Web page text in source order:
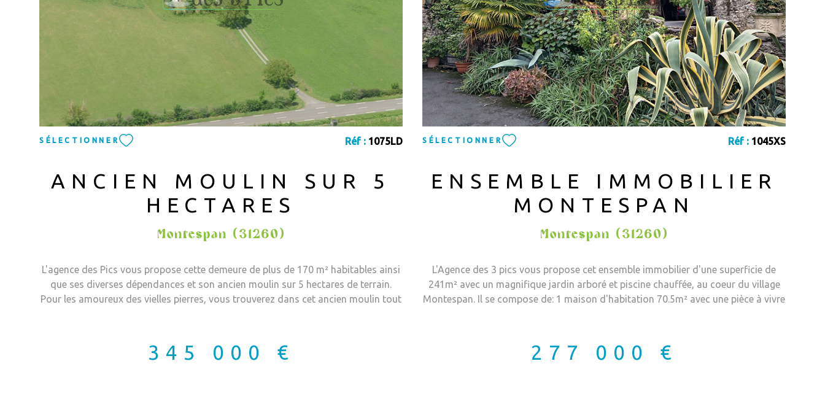
SÉLECTIONNER Réf : 1075LD
ANCIEN MOULIN SUR 5
HECTARES
Montespan (31260)
L'agence des Pics vous propose cette demeure de plus de 170 m² habitables ainsi
que ses diverses dépendances et son ancien moulin sur 5 hectares de terrain.
Pour les amoureux des vielles pierres, vous trouverez dans cet ancien moulin tout
et un cellier. L'étage vous propose de 3 chambres, un dressing ,une salle d'eau et
un WC. Attenant à la maison l'ancien moulin avec ses meules et rouages vous
345 000 €
SÉLECTIONNER Réf : 1045XS
ENSEMBLE IMMOBILIER
MONTESPAN
Montespan (31260)
L'Agence des 3 pics vous propose cet ensemble immobilier d'une superficie de
241m² avec un magnifique jardin arboré et piscine chauffée, au coeur du village
Montespan. Il se compose de: 1 maison d'habitation 70.5m² avec une pièce à vivre
inférieur un sous sol de 40m² et un garage ouvert de 35m². 1 appartement T3 à
finir de rénover avec 2 chambres donnant sur balcon et une pièce à vivre avec wc.
277 000 €